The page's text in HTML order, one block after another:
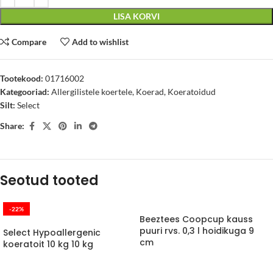
LISA KORVI
Compare Add to wishlist
Tootekood: 01716002
Kategooriad: Allergilistele koertele, Koerad, Koeratoidud
Silt: Select
Share:
Seotud tooted
-22%
Select Hypoallergenic
koeratoit 10 kg 10 kg
Beeztees Coopcup kauss
puuri rvs. 0,3 l hoidikuga 9
cm